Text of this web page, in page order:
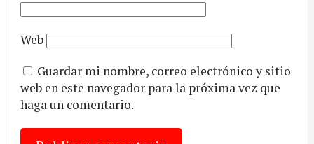
Web
Guardar mi nombre, correo electrónico y sitio
web en este navegador para la próxima vez que
haga un comentario.